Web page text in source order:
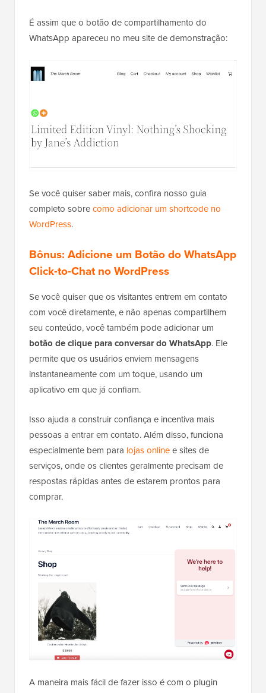
É assim que o botão de compartilhamento do
WhatsApp apareceu no meu site de demonstração:
Se você quiser saber mais, confira nosso guia
completo sobrecomo adicionar um shortcode no
WordPress.
Bônus: Adicione um Botão do WhatsApp
Click-to-Chat no WordPress
Se você quiser que os visitantes entrem em contato
com você diretamente, e não apenas compartilhem
seu conteúdo, você também pode adicionar um
botão de clique para conversar do WhatsApp. Ele
permite que os usuários enviem mensagens
instantaneamente com um toque, usando um
aplicativo em que já confiam.
Isso ajuda a construir confiança e incentiva mais
pessoas a entrar em contato. Além disso, funciona
especialmente bem para lojas onlinee sites de
serviços, onde os clientes geralmente precisam de
respostas rápidas antes de estarem prontos para
comprar.
A maneira mais fácil de fazer isso é com o plugin